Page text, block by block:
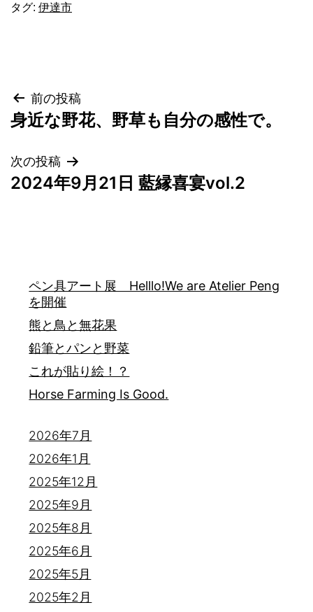
タグ: 伊達市
投
稿
ナ
ビ
ョ
ン
前の投稿
身近な野花、野草も自分の感性で。
次の投稿
2024年9月21日 藍縁喜宴vol.2
ペン具アート展 Helllo!We are Atelier Peng
を開催
熊と鳥と無花果
鉛筆とパンと野菜
これが貼り絵！？
Horse Farming Is Good.
2026年7月
2026年1月
2025年12月
2025年9月
2025年8月
2025年6月
2025年5月
2025年2月